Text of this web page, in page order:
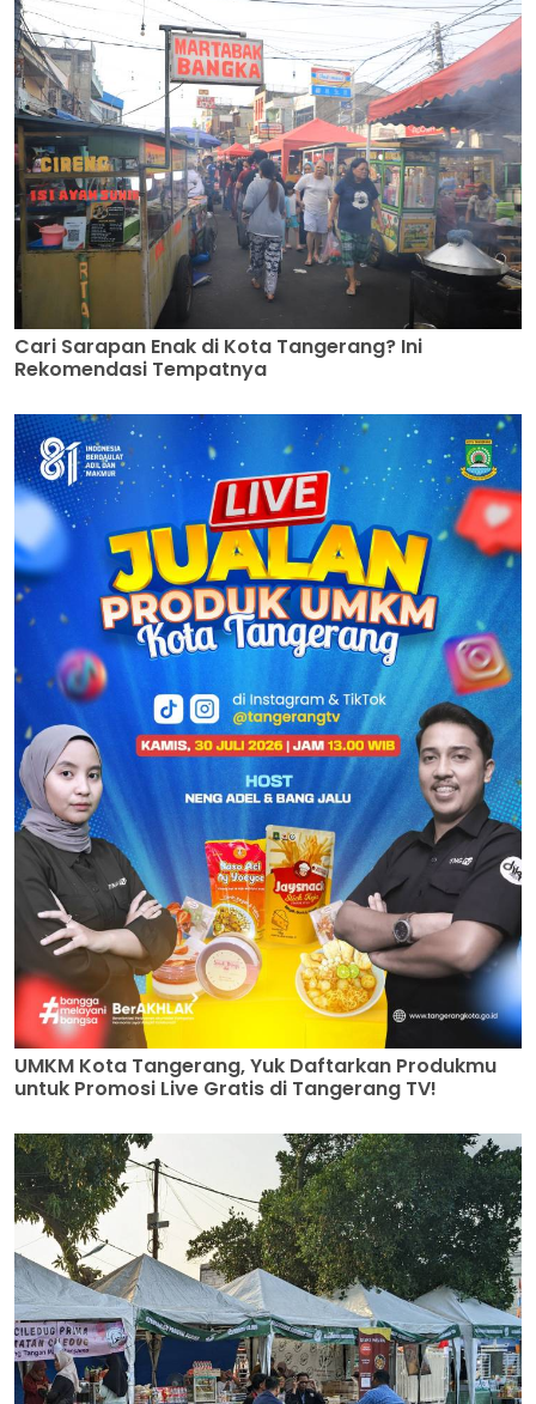
Cari Sarapan Enak di Kota Tangerang? Ini
Rekomendasi Tempatnya
UMKM Kota Tangerang, Yuk Daftarkan Produkmu
untuk Promosi Live Gratis di Tangerang TV!